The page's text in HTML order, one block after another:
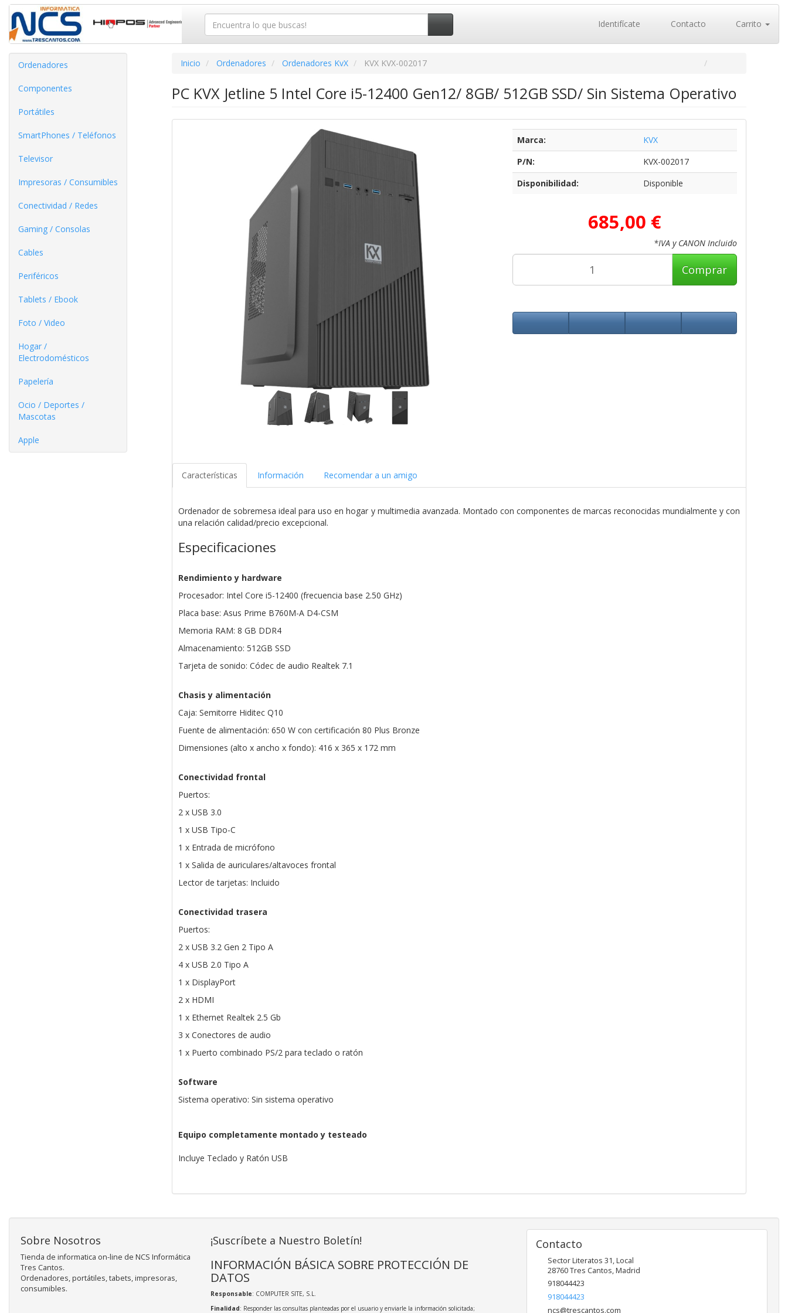
Identifícate Contacto Carrito
Ordenadores
Componentes
Portátiles
SmartPhones / Teléfonos
Televisor
Impresoras / Consumibles
Conectividad / Redes
Gaming / Consolas
Cables
Periféricos
Tablets / Ebook
Foto / Video
Hogar /
Electrodomésticos
Papelería
Ocio / Deportes /
Mascotas
Apple
Inicio Ordenadores Ordenadores KvX KVX KVX-002017
PC KVX Jetline 5 Intel Core i5-12400 Gen12/ 8GB/ 512GB SSD/ Sin Sistema Operativo
Marca:
KVX
P/N:
KVX-002017
Disponibilidad:
Disponible
685,00 €
*IVA y CANON Incluido
Comprar
Características Información Recomendar a un amigo
Ordenador de sobremesa ideal para uso en hogar y multimedia avanzada. Montado con componentes de marcas reconocidas mundialmente y con
una relación calidad/precio excepcional.
Especificaciones
Rendimiento y hardware
Procesador: Intel Core i5-12400 (frecuencia base 2.50 GHz)
Placa base: Asus Prime B760M-A D4-CSM
Memoria RAM: 8 GB DDR4
Almacenamiento: 512GB SSD
Tarjeta de sonido: Códec de audio Realtek 7.1
Chasis y alimentación
Caja: Semitorre Hiditec Q10
Fuente de alimentación: 650 W con certificación 80 Plus Bronze
Dimensiones (alto x ancho x fondo): 416 x 365 x 172 mm
Conectividad frontal
Puertos:
2 x USB 3.0
1 x USB Tipo-C
1 x Entrada de micrófono
1 x Salida de auriculares/altavoces frontal
Lector de tarjetas: Incluido
Conectividad trasera
Puertos:
2 x USB 3.2 Gen 2 Tipo A
4 x USB 2.0 Tipo A
1 x DisplayPort
2 x HDMI
1 x Ethernet Realtek 2.5 Gb
3 x Conectores de audio
1 x Puerto combinado PS/2 para teclado o ratón
Software
Sistema operativo: Sin sistema operativo
Equipo completamente montado y testeado
Incluye Teclado y Ratón USB
Sobre Nosotros
Tienda de informatica on-line de NCS Informática
Tres Cantos.
Ordenadores, portátiles, tabets, impresoras,
consumibles.
¡Suscríbete a Nuestro Boletín!
INFORMACIÓN BÁSICA SOBRE PROTECCIÓN DE
DATOS
Responsable: COMPUTER SITE, S.L.
Finalidad: Responder las consultas planteadas por el usuario y enviarle la información solicitada;
Contacto
Sector Literatos 31, Local
28760Tres Cantos,Madrid
918044423
918044423
ncs@trescantos.com